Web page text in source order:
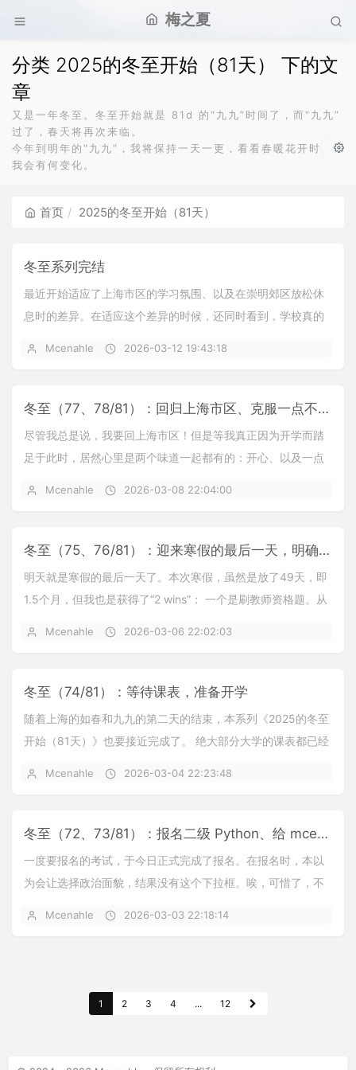
梅之夏
分类 2025的冬至开始（81天） 下的文
章
又是一年冬至。冬至开始就是 81d 的“九九”时间了，而“九九”
过了，春天将再次来临。
今年到明年的“九九”，我将保持一天一更，看看春暖花开时，
我会有何变化。
首页 2025的冬至开始（81天）
冬至系列完结
最近开始适应了上海市区的学习氛围、以及在崇明郊区放松休
息时的差异。在适应这个差异的时候，还同时看到，学校真的
Mcenahle 2026-03-12 19:43:18
冬至（77、78/81）：回归上海市区、克服一点不适应思绪
尽管我总是说，我要回上海市区！但是等我真正因为开学而踏
足于此时，居然心里是两个味道一起都有的：开心、以及一点
Mcenahle 2026-03-08 22:04:00
冬至（75、76/81）：迎来寒假的最后一天，明确开学后的游玩和图书馆计划
明天就是寒假的最后一天了。本次寒假，虽然是放了49天，即
1.5个月，但我也是获得了“2 wins”： 一个是刷教师资格题。从
Mcenahle 2026-03-06 22:02:03
冬至（74/81）：等待课表，准备开学
随着上海的如春和九九的第二天的结束，本系列《2025的冬至
开始（81天）》也要接近完成了。 绝大部分大学的课表都已经
Mcenahle 2026-03-04 22:23:48
冬至（72、73/81）：报名二级 Python、给 mcenahle.cn 备案
一度要报名的考试，于今日正式完成了报名。在报名时，本以
为会让选择政治面貌，结果没有这个下拉框。唉，可惜了，不
Mcenahle 2026-03-03 22:18:14
1 2 3 4 ... 12